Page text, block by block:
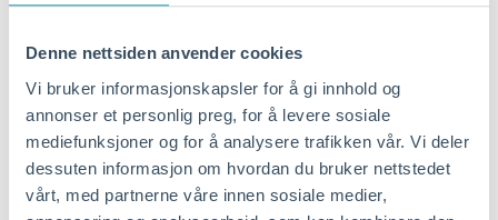
Denne nettsiden anvender cookies
Vi bruker informasjonskapsler for å gi innhold og
annonser et personlig preg, for å levere sosiale
mediefunksjoner og for å analysere trafikken vår. Vi deler
dessuten informasjon om hvordan du bruker nettstedet
vårt, med partnerne våre innen sosiale medier,
Onsdag 16. november
Salve avfyres en gang mellom kl. 09-10
Salve avfyres en gang mellom kl. 11-12
Salve avfyres en gang mellom kl. 15-16
Salve avfyres en gang mellom kl. 17-18